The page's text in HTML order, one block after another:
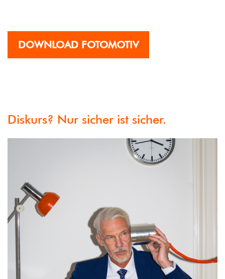
DOWNLOAD FOTOMOTIV
Diskurs? Nur sicher ist sicher.